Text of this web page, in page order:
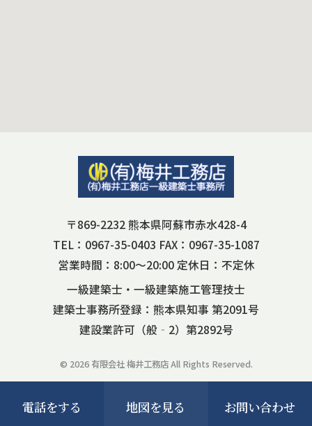
〒869-2232 熊本県阿蘇市赤水428-4
TEL：0967-35-0403 FAX：0967-35-1087
営業時間：8:00～20:00 定休日：不定休
一級建築士・一級建築施工管理技士
建築士事務所登録：熊本県知事 第2091号
建設業許可（般‐2）第2892号
電話をする 地図を見る お問い合わせ
© 2026 有限会社 梅井工務店 All Rights Reserved.